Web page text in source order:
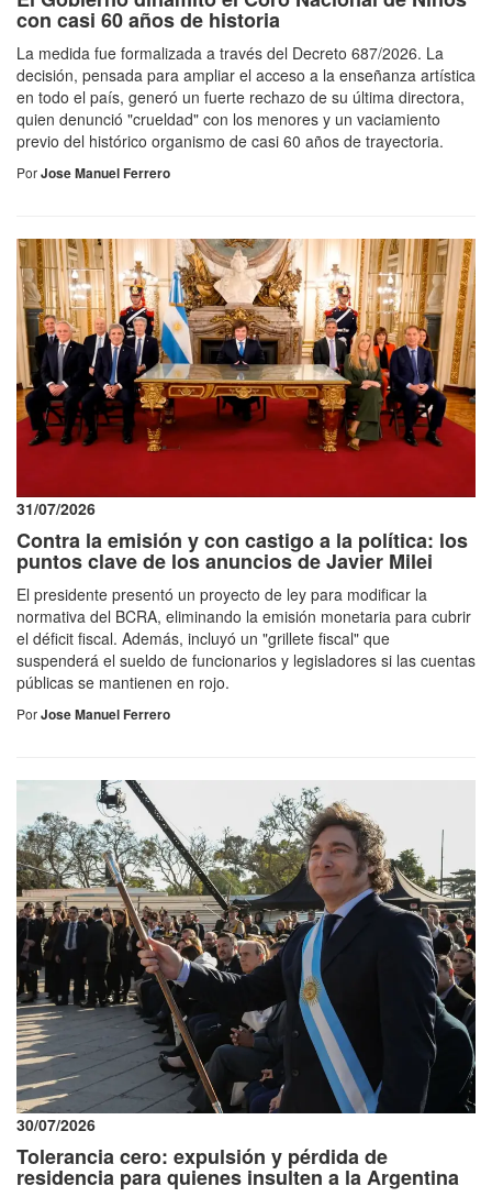
con casi 60 años de historia
La medida fue formalizada a través del Decreto 687/2026. La
decisión, pensada para ampliar el acceso a la enseñanza artística
en todo el país, generó un fuerte rechazo de su última directora,
quien denunció "crueldad" con los menores y un vaciamiento
previo del histórico organismo de casi 60 años de trayectoria.
PorJose Manuel Ferrero
31/07/2026
Contra la emisión y con castigo a la política: los
puntos clave de los anuncios de Javier Milei
El presidente presentó un proyecto de ley para modificar la
normativa del BCRA, eliminando la emisión monetaria para cubrir
el déficit fiscal. Además, incluyó un "grillete fiscal" que
suspenderá el sueldo de funcionarios y legisladores si las cuentas
públicas se mantienen en rojo.
PorJose Manuel Ferrero
30/07/2026
Tolerancia cero: expulsión y pérdida de
residencia para quienes insulten a la Argentina